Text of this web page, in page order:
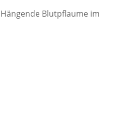
Hängende Blutpflaume im